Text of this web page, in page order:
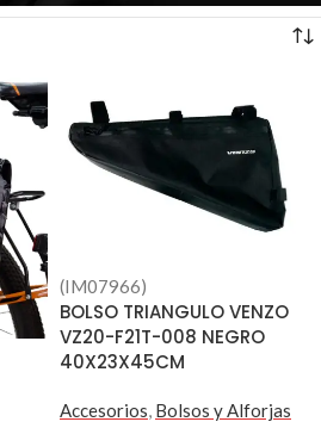
(IM07966)
BOLSO TRIANGULO VENZO
VZ20-F21T-008 NEGRO
40X23X45CM
Accesorios Bolsos y Alforjas